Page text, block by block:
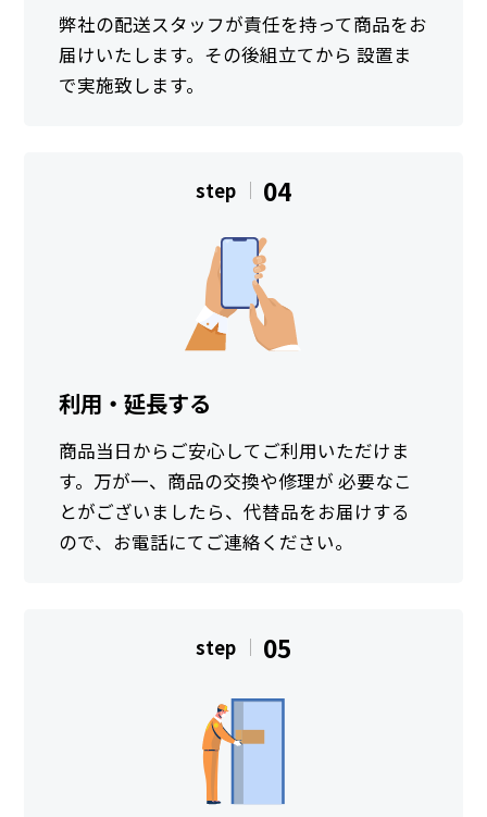
弊社の配送スタッフが責任を持って商品をお
届けいたします。その後組立てから 設置ま
で実施致します。
step 04
利用・延長する
商品当日からご安心してご利用いただけま
す。万が一、商品の交換や修理が 必要なこ
とがございましたら、代替品をお届けする
ので、お電話にてご連絡ください。
step 05